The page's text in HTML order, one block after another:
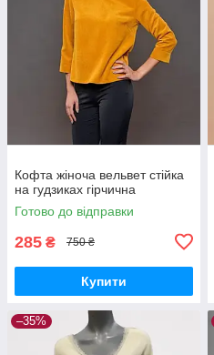
Кофта жіноча вельвет стійка
на гудзиках гірчична
Готово до відправки
285 ₴ 750 ₴
Купити
–35%